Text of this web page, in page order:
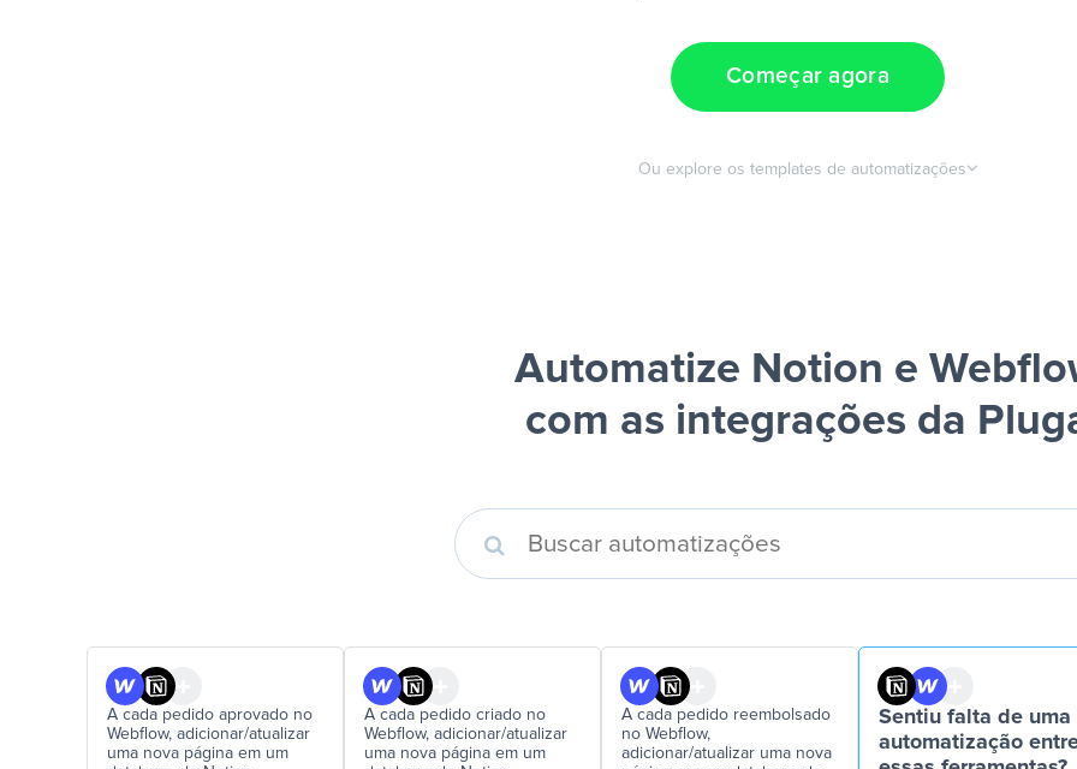
Começar agora
Ou explore os templates de automatizações
Automatize Notion e
com as integrações da
A cada pedido aprovado no
Webflow, adicionar/atualizar
uma nova página em um
A cada pedido criado no
Webflow, adicionar/atualizar
uma nova página em um
A cada pedido reembolsado
no Webflow,
adicionar/atualizar uma nova
Sentiu falta de uma
automatização